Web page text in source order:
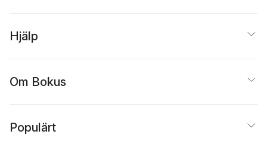
Hjälp
Om Bokus
Populärt